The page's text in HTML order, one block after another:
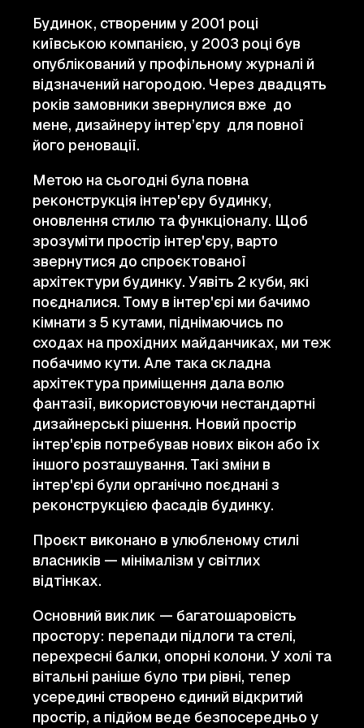
Будинок, створеним у 2001 році
київською компанією, у 2003 році був
опублікований у профільному журналі й
відзначений нагородою. Через двадцять
років замовники звернулися вже до
мене, дизайнеру інтер’єру для повної
його реновації.
Метою на сьогодні була повна
реконструкція інтер'єру будинку,
оновлення стилю та функціоналу. Щоб
зрозуміти простір інтер'єру, варто
звернутися до спроєктованої
архітектури будинку. Уявіть 2 куби, які
поєдналися. Тому в інтер'єрі ми бачимо
кімнати з 5 кутами, піднімаючись по
сходах на прохідних майданчиках, ми теж
побачимо кути. Але така складна
архітектура приміщення дала волю
фантазії, використовуючи нестандартні
дизайнерські рішення. Новий простір
інтер'єрів потребував нових вікон або їх
іншого розташування. Такі зміни в
інтер'єрі були органічно поєднані з
реконструкцією фасадів будинку.
Проєкт виконано в улюбленому стилі
власників — мінімалізм у світлих
відтінках.
Основний виклик — багатошаровість
простору: перепади підлоги та стелі,
перехресні балки, опорні колони. У холі та
вітальні раніше було три рівні, тепер
усередині створено єдиний відкритий
простір, а підйом веде безпосередньо у